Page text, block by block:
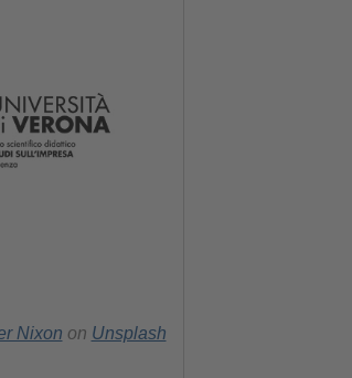
Nixon on Unsplash